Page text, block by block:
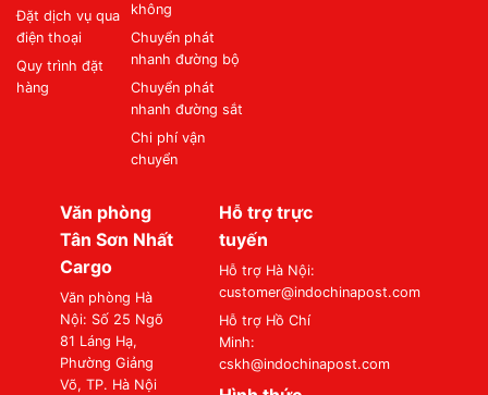
Đặt dịch vụ qua
điện thoại
Quy trình đặt
hàng
không
Chuyển phát
nhanh đường bộ
Chuyển phát
nhanh đường sắt
Chi phí vận
chuyển
Văn phòng
Tân Sơn Nhất
Cargo
Văn phòng Hà
Nội: Số 25 Ngõ
81 Láng Hạ,
Phường Giảng
Võ, TP. Hà Nội
Hỗ trợ trực
tuyến
Hỗ trợ Hà Nội:
customer@indochinapost.com
Hỗ trợ Hồ Chí
Minh:
cskh@indochinapost.com